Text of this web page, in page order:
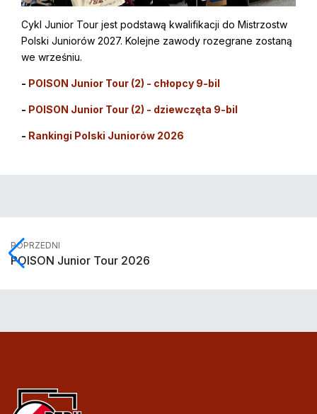
Cykl Junior Tour jest podstawą kwalifikacji do Mistrzostw
Polski Juniorów 2027. Kolejne zawody rozegrane zostaną
we wrześniu.
- POISON Junior Tour (2) - chłopcy 9-bil
- POISON Junior Tour (2) - dziewczęta 9-bil
- Rankingi Polski Juniorów 2026
POPRZEDNI
POISON Junior Tour 2026